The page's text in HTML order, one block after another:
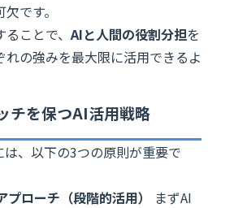
です。
ることで、AIと人間の役割分担を
れの強みを最大限に活用できるよ
チを保つAI活用戦略
、以下の3つの原則が重要で
ローチ（段階的活用）
まずAI